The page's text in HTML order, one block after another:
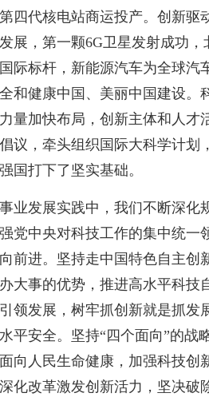
四代核电站商运投产。创新
展，第一颗6G卫星发射成功
际标杆，新能源汽车为全球
和健康中国、美丽中国建设
量加快布局，创新主体和人
议，牵头组织国际大科学计划
国打下了坚实基础。
业发展实践中，我们不断深
党中央对科技工作的集中统
前进。坚持走中国特色自主
大事的优势，推进高水平科
领发展，树牢抓创新就是抓
平安全。坚持“四个面向”的
向人民生命健康，加强科技
化改革激发创新活力，坚决